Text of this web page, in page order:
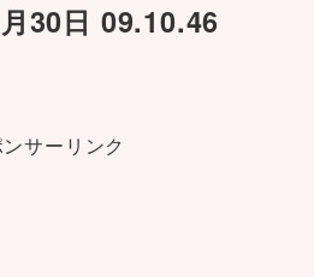
30日 09.10.46
サーリンク